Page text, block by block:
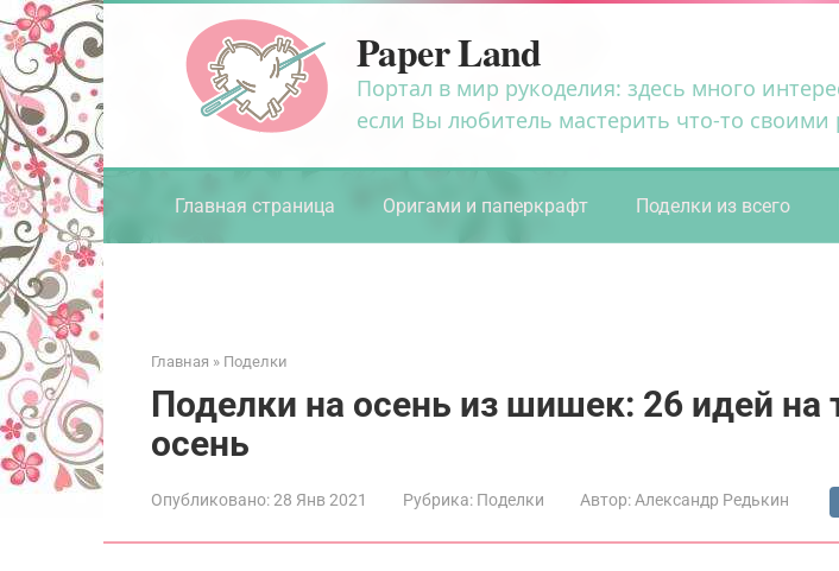
Перейти
к
контенту
Paper Land
Портал в мир рукоделия: здесь много
если Вы любитель мастерить что-то своими
Главная страница Оригами и паперкрафт Поделки из всего
Главная » Поделки
Поделки на осень из шишек: 26 идей на
осень
Опубликовано:28 Янв 2021 Рубрика: Поделки Автор: Александр Редькин